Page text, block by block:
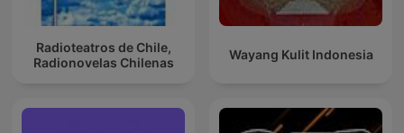
Wayang Kulit Indonesia
Radioteatros de Chile,
Radionovelas Chilenas